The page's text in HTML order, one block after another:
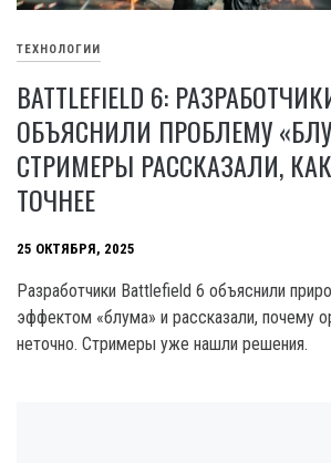
ТЕХНОЛОГИИ
BATTLEFIELD 6:
ОБЪЯСНИЛИ ПРОБЛЕМУ
СТРИМЕРЫ РАССКАЗАЛИ,
ТОЧНЕЕ
25 ОКТЯБРЯ, 2025
Разработчики Battlefield 6 объяснили
эффектом «блума» и рассказали, почему
неточно. Стримеры уже нашли решения.